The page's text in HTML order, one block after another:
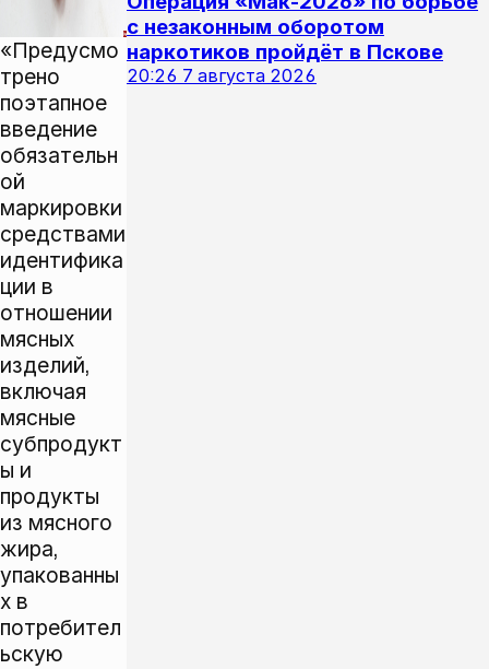
«Предусмо
трено
поэтапное
введение
обязательн
ой
маркировки
средствами
идентифика
ции в
отношении
мясных
изделий,
включая
мясные
субпродукт
ы и
продукты
из мясного
жира,
упакованны
х в
потребител
ьскую
с незаконным оборотом
наркотиков пройдёт в Пскове
20:26 7 августа 2026